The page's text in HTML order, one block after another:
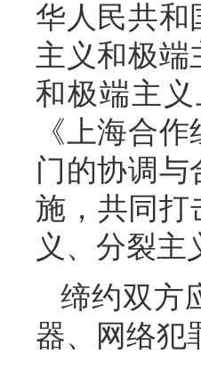
华人民共和
主义和极端
和极端主
《上海合
门的协调
施，共同打
义、分裂主
缔约双方
器、网络犯